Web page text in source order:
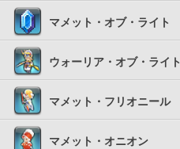
マメット・オブ・ライト
ウォーリア・オブ・ライト
マメット・フリオニール
マメット・オニオン